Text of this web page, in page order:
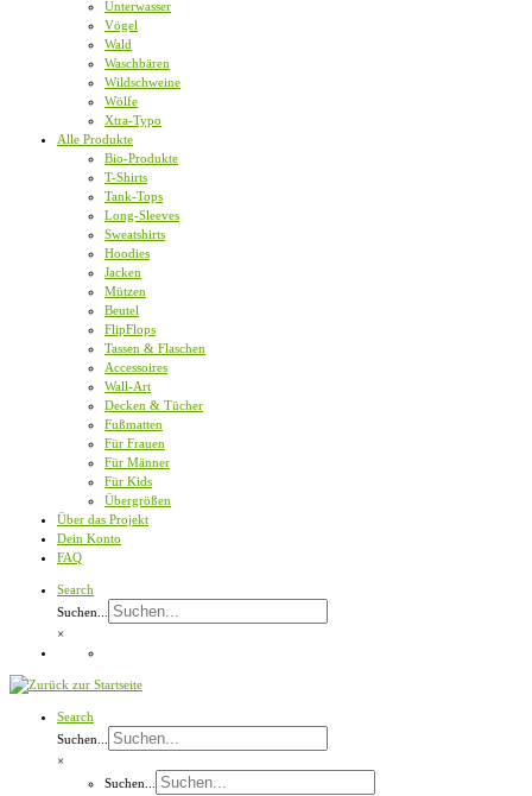
Unterwasser
Vögel
Wald
Waschbären
Wildschweine
Wölfe
Xtra-Typo
Alle Produkte
Bio-Produkte
T-Shirts
Tank-Tops
Long-Sleeves
Sweatshirts
Hoodies
Jacken
Mützen
Beutel
FlipFlops
Tassen & Flaschen
Accessoires
Wall-Art
Decken & Tücher
Fußmatten
Für Frauen
Für Männer
Für Kids
Übergrößen
Über das Projekt
Dein Konto
FAQ
Search
Suchen...
×
Search
Suchen...
×
Suchen...